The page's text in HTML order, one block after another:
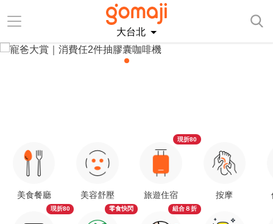
大台北
美食餐廳
現折80
美容舒壓
零食快閃
旅遊住宿
現折80
組合８折
按摩